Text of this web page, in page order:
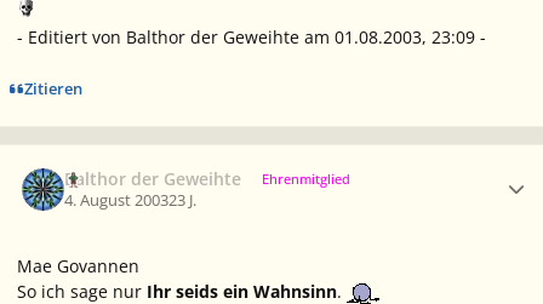
- Editiert von Balthor der Geweihte am 01.08.2003, 23:09 -
Zitieren
Balthor der Geweihte Ehrenmitglied
4. August 200323 J.
Mae Govannen
So ich sage nur Ihr seids ein Wahnsinn.